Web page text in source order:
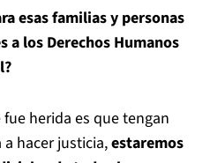
esas familias y personas
a los Derechos Humanos
herida es que tengan
a hacer justicia,estaremos